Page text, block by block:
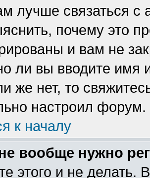
лучше связаться
почему это
и вам не
ли вы вводите
же нет, то
настроил форум.
к началу
вообще нужно
этого и не делать.